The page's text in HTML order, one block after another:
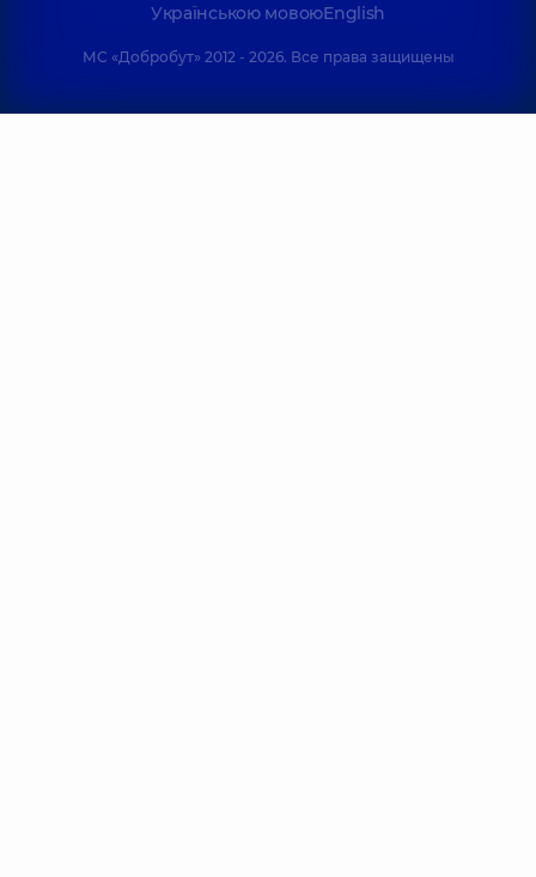
Українською мовоюEnglish
МС «Добробут» 2012 - 2026. Все права защищены